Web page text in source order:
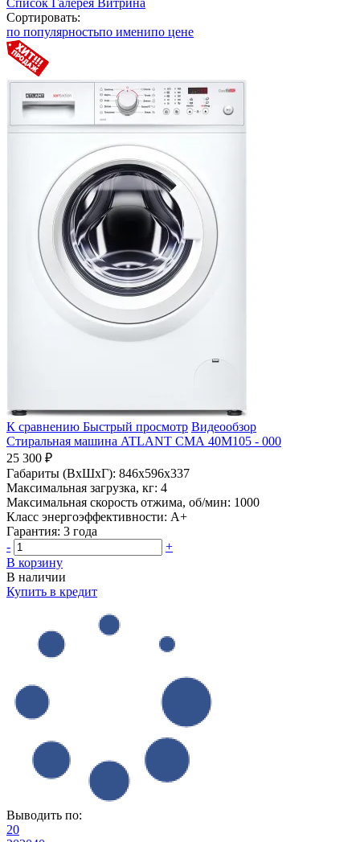
Сортировать:
по популярностьпо именипо цене
К сравнению Быстрый просмотр Видеообзор
Стиральная машина ATLANT СМА 40М105 - 000
25 300 ₽
Габариты (ВхШхГ): 846x596x337
Максимальная загрузка, кг: 4
Максимальная скорость отжима, об/мин: 1000
Класс энергоэффективности: A+
Гарантия: 3 года
-
+
В корзину
В наличии
Купить в кредит
Выводить по:
20